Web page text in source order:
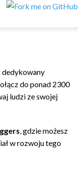
dedykowany
do ponad 2300
ludzi ze swojej
, gdzie możesz
w rozwoju tego